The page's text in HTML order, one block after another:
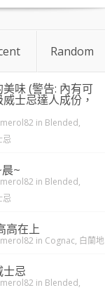
Random
味 (警告: 內有可
士忌達人成份，
in Blended,
忌
~
in Blended,
忌
高在上
in Cognac, 白蘭地
士忌
in Blended,